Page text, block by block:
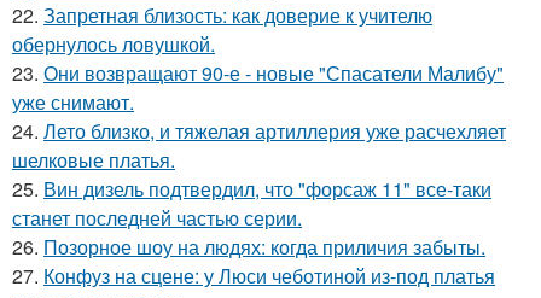
22. Запретная близость: как доверие к учителю
обернулось ловушкой.
23. Они возвращают 90-е - новые "Спасатели Малибу"
уже снимают.
24. Лето близко, и тяжелая артиллерия уже расчехляет
шелковые платья.
25. Вин дизель подтвердил, что "форсаж 11" все-таки
станет последней частью серии.
26. Позорное шоу на людях: когда приличия забыты.
27. Конфуз на сцене: у Люси чеботиной из-под платья